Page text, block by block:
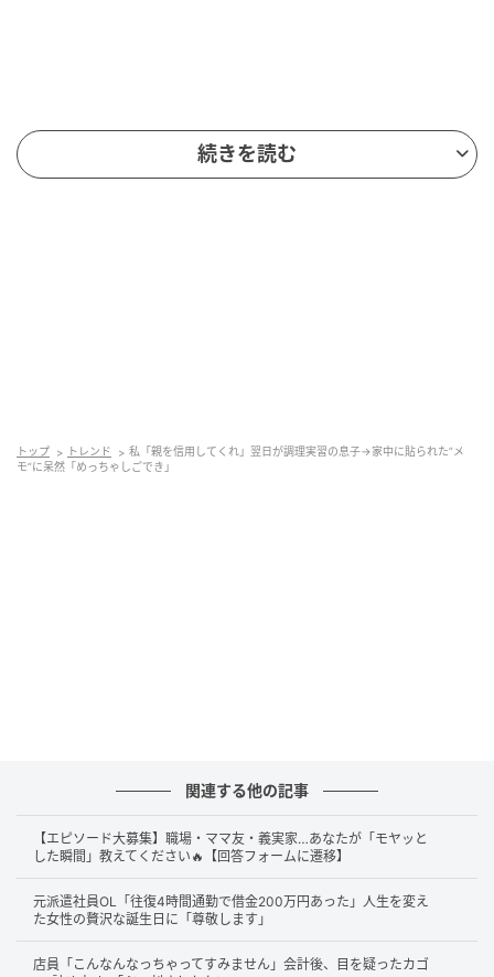
ある日、投稿者さんは、息子さんから「調理実習で使
うほうれん草を買っておいてほしい」とお願いされた
続きを読む
トップ トレンド
私「親を信用してくれ」翌日が調理実習の息子→家中に貼られた”メ
モ”に呆然「めっちゃしごでき」
関連する他の記事
【エピソード大募集】職場・ママ友・義実家…あなたが「モヤッと
した瞬間」教えてください🔥【回答フォームに遷移】
元派遣社員OL「往復4時間通勤で借金200万円あった」人生を変え
た女性の贅沢な誕生日に「尊敬します」
店員「こんなんなっちゃってすみません」会計後、目を疑ったカゴ